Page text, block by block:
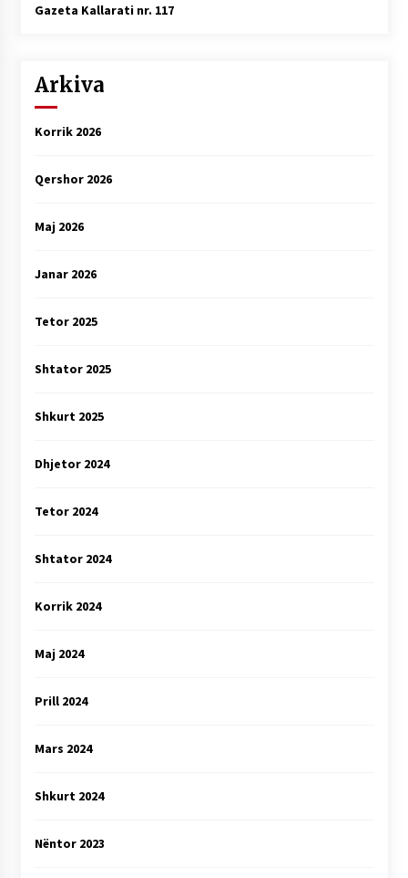
Gazeta Kallarati nr. 117
Arkiva
Korrik 2026
Qershor 2026
Maj 2026
Janar 2026
Tetor 2025
Shtator 2025
Shkurt 2025
Dhjetor 2024
Tetor 2024
Shtator 2024
Korrik 2024
Maj 2024
Prill 2024
Mars 2024
Shkurt 2024
Nëntor 2023